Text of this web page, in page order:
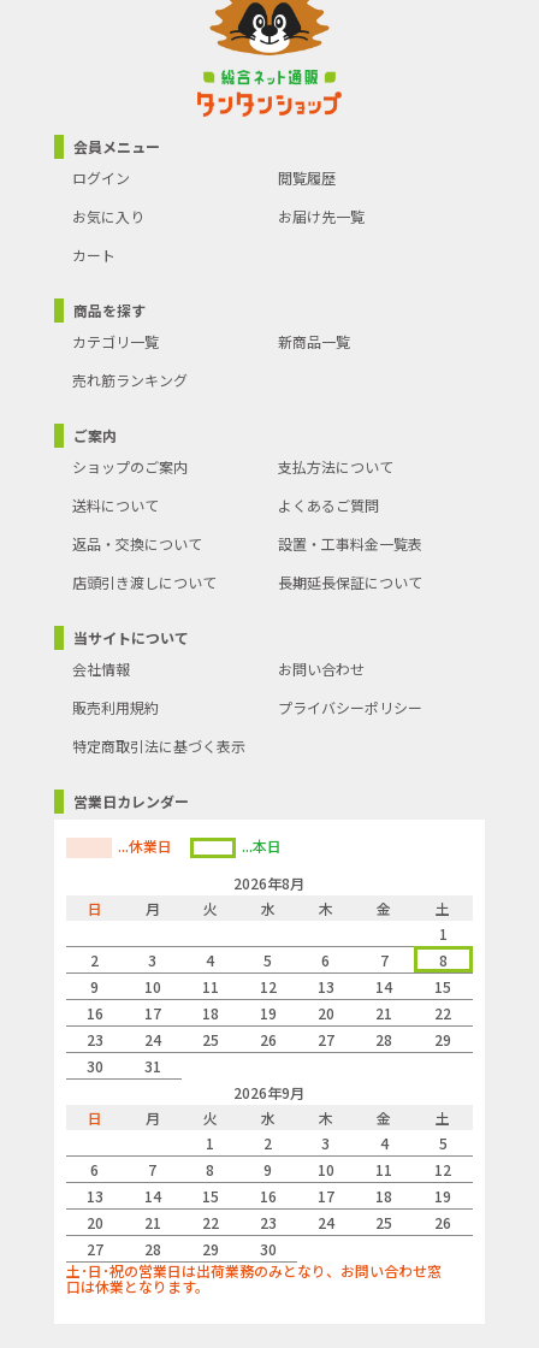
会員メニュー
ログイン
閲覧履歴
お気に入り
お届け先一覧
カート
商品を探す
カテゴリ一覧
新商品一覧
売れ筋ランキング
ご案内
ショップのご案内
支払方法について
送料について
よくあるご質問
返品・交換について
設置・工事料金一覧表
店頭引き渡しについて
長期延長保証について
当サイトについて
会社情報
お問い合わせ
販売利用規約
プライバシーポリシー
特定商取引法に基づく表示
営業日カレンダー
...休業日
...本日
2026年8月
日
月 火 水 木 金
土
1
2
3 4 5 6 7
8
9
10 11 12 13 14
15
16
17 18 19 20 21
22
23
24 25 26 27 28
29
30
31
2026年9月
日
月 火 水 木 金
土
1
2 3 4
5
6
7 8 9 10 11
12
13
14 15 16 17 18
19
20
21 22 23 24 25
26
27
28 29
30
土･日･祝の営業日は出荷業務のみとなり、お問い合わせ窓
口は休業となります。